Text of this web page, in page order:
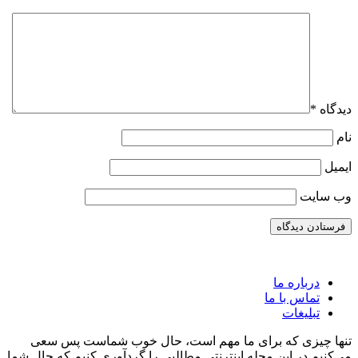
دیدگاه *
نام
ایمیل
وب‌ سایت
درباره ما
تماس با ما
تبلیغات
تنها چیزی که برای ما مهم است، حال خوب شماست پس سعی